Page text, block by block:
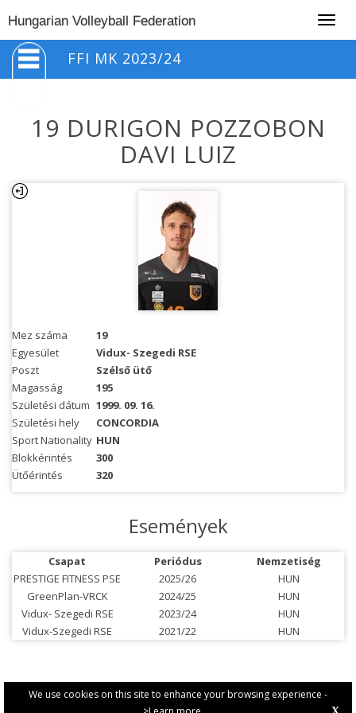
We use cookies on this site to enhance your browsing experience -
Hungarian Volleyball Federation
FFI MK 2023/24
19 DURIGON POZZOBON
DAVI LUIZ
Mez száma
19
Egyesület
Vidux- Szegedi RSE
Poszt
Szélső ütő
Magasság
195
Születési dátum 1999. 09. 16.
Születési hely
CONCORDIA
Sport Nationality HUN
Blokkérintés
300
Ütőérintés
320
Események
Csapat Periódus
Nemzetiség
PRESTIGE FITNESS PSE
2025/26
HUN
GreenPlan-VRCK
2024/25
HUN
Vidux- Szegedi RSE
2023/24
HUN
Vidux-Szegedi RSE
2021/22 HUN